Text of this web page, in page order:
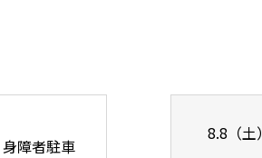
障者駐車
8.8（土）